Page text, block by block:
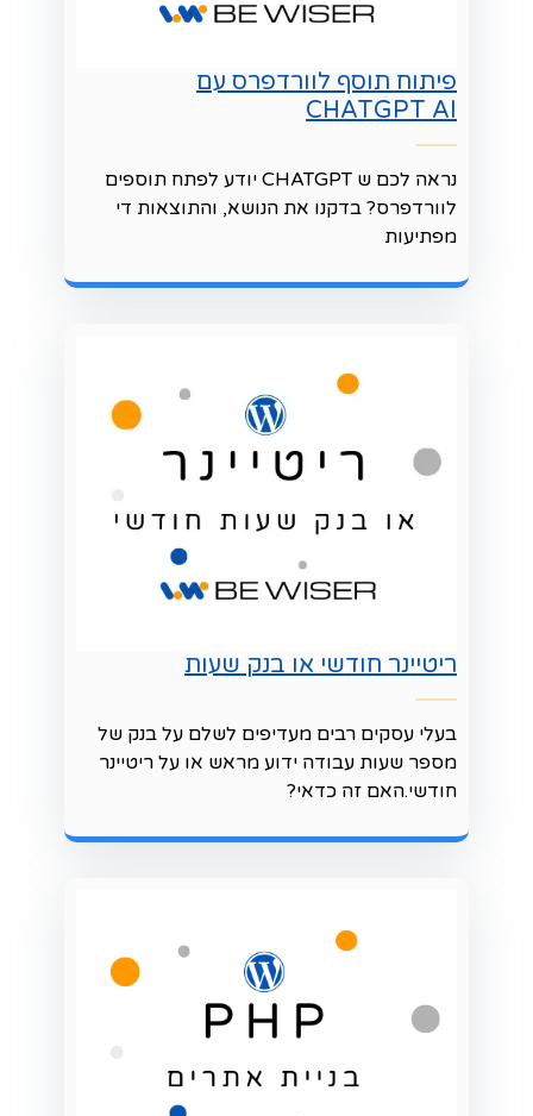
פיתוח תוסף לוורדפרס עם
CHATGPT AI
נראה לכם ש CHATGPT יודע לפתח תוספים
לוורדפרס? בדקנו את הנושא, והתוצאות די
מפתיעות
ריטיינר חודשי או בנק שעות
בעלי עסקים רבים מעדיפים לשלם על בנק של
מספר שעות עבודה ידוע מראש או על ריטיינר
חודשי.האם זה כדאי?